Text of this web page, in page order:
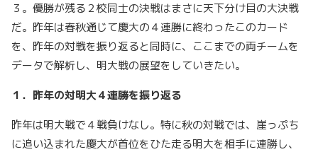
３。優勝が残る２校同士の決戦はまさに天下分け目の大決戦
だ。昨年は春秋通じて慶大の４連勝に終わったこのカード
を、昨年の対戦を振り返ると同時に、ここまでの両チームを
データで解析し、明大戦の展望をしていきたい。
１．昨年の対明大４連勝を振り返る
昨年は明大戦で４戦負けなし。特に秋の対戦では、崖っぷち
に追い込まれた慶大が首位をひた走る明大を相手に連勝し、